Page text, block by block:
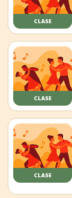
CLASE
CLASE
CLASE